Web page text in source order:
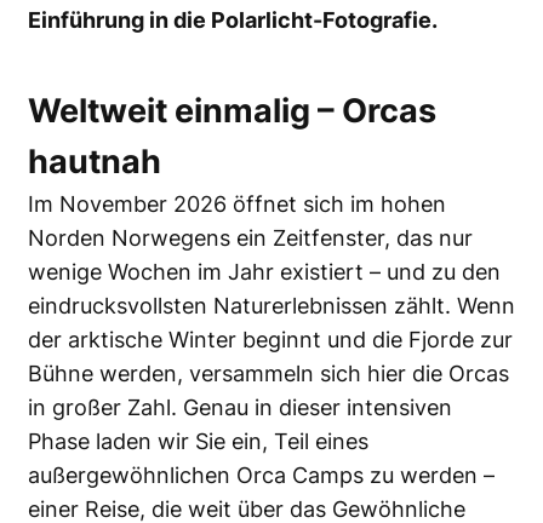
Einführung in die Polarlicht-Fotografie.
Weltweit einmalig – Orcas
hautnah
Im November 2026 öffnet sich im hohen
Norden Norwegens ein Zeitfenster, das nur
wenige Wochen im Jahr existiert – und zu den
eindrucksvollsten Naturerlebnissen zählt. Wenn
der arktische Winter beginnt und die Fjorde zur
Bühne werden, versammeln sich hier die Orcas
in großer Zahl. Genau in dieser intensiven
Phase laden wir Sie ein, Teil eines
außergewöhnlichen Orca Camps zu werden –
einer Reise, die weit über das Gewöhnliche